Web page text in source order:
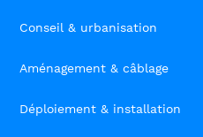
Conseil & urbanisation
Aménagement & câblage
Déploiement & installation